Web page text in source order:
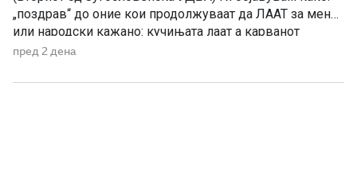
„поздрав“ до оние кои продолжуваат да ЛААТ за мене,
или народски кажано: кучињата лаат а карванот
продолжува да оди. Документ Бр.1 Архивски
при Министерството за внатрешни работи на
пред 2 дена